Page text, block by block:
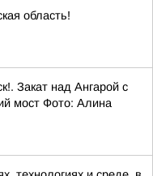
область!
Закат над Ангарой с
мост Фото: Алина